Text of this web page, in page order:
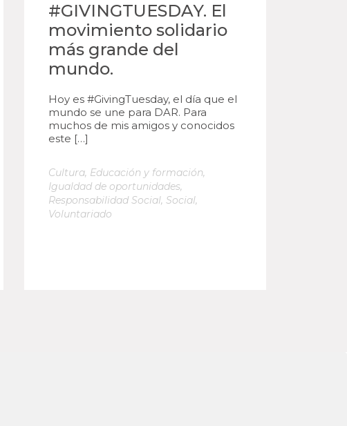
#GIVINGTUESDAY. El
movimiento solidario
más grande del
mundo.
Hoy es #GivingTuesday, el día que el
mundo se une para DAR. Para
muchos de mis amigos y conocidos
este […]
Cultura, Educación y formación,
Igualdad de oportunidades,
Responsabilidad Social, Social,
Voluntariado